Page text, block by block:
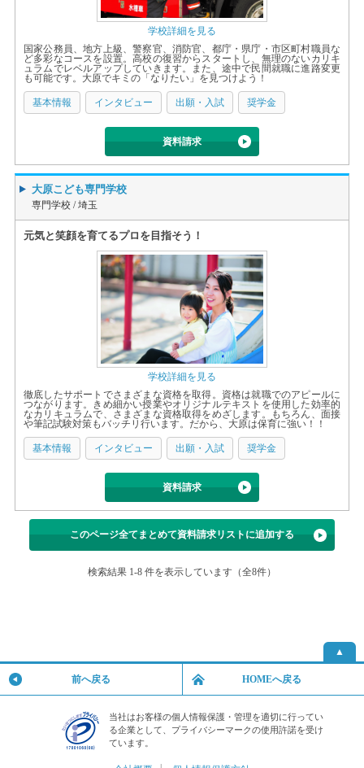
学校詳細を見る
国家公務員、地方上級、警察官、消防官、都庁・県庁・市区町村職員な
ど多彩なコースを設置。高校の復習からスタートし、無理のないカリキ
ュラムでレベルアップしていきます。また、途中で民間就職に進路変更
も可能です。大原でキミの「なりたい」を見つけよう！
基本情報 インタビュー 出願・入試 奨学金
資料請求
大原こども専門学校
専門学校 /埼玉
元気と笑顔を育てるプロを目指そう！
学校詳細を見る
徹底したサポートでさまざまな資格を取得。資格は就職でのアピールに
つながります。きめ細かい授業やオリジナルテキストを使用した効率的
なカリキュラムで、さまざまな資格取得をめざします。もちろん、面接
や筆記試験対策もバッチリ行います。だから、大原は保育に強い！！
基本情報 インタビュー 出願・入試 奨学金
資料請求
このページ全てまとめて資料請求リストに追加する
検索結果 1-8 件を表示しています（全8件）
▲
前へ戻る HOMEへ戻る
当社はお客様の個人情報保護・管理を適切に行ってい
る企業として、プライバシーマークの使用許諾を受け
ています。